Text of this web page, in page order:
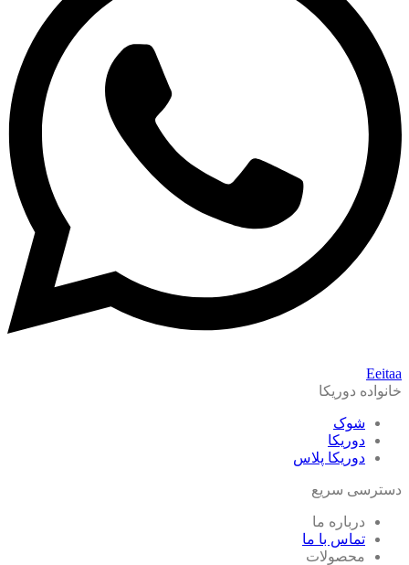
Eeitaa
خانواده دوریکا
شوک
دوریکا
دوریکا پلاس
دسترسی سریع
درباره ما
تماس با ما
محصولات